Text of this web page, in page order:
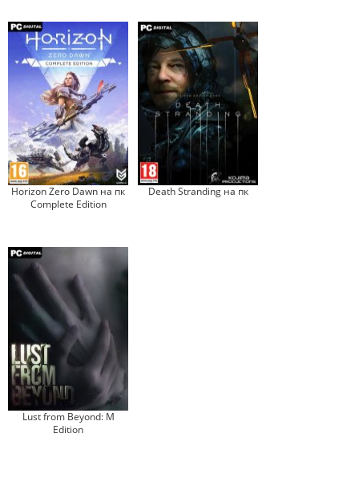
Horizon Zero Dawn на пк
Complete Edition
Death Stranding на пк
Lust from Beyond: M
Edition